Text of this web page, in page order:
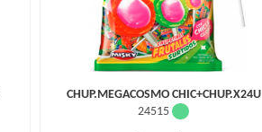
CHUP.MEGACOSMO CHIC+CHUP.X24U
24515